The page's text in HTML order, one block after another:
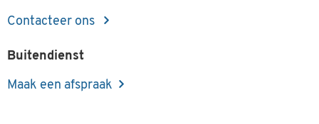
Contacteer ons
Buitendienst
Maak een afspraak